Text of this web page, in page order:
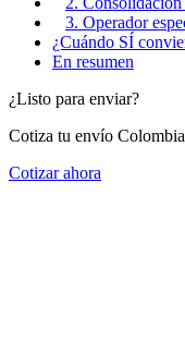
3. Operador
¿Cuándo SÍ
En resumen
¿Listo para enviar?
Cotiza tu envío
Cotizar ahora